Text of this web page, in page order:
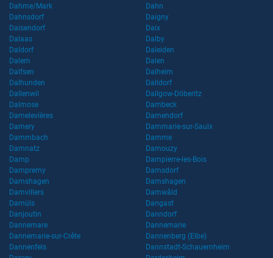
Dahme/Mark
Dahn
Dahnsdorf
Daigny
Daisendorf
Daix
Dalaas
Dalby
Daldorf
Daleiden
Dalem
Dalen
Dalfsen
Dalheim
Dalhunden
Dalldorf
Dallenwil
Dallgow-Döberitz
Dalmose
Dambeck
Damelevières
Damendorf
Damery
Dammarie-sur-Saulx
Dammbach
Damme
Damnatz
Damouzy
Damp
Dampierre-les-Bois
Dampremy
Damsdorf
Damshagen
Damshagen
Damvillers
Damwâld
Damüls
Dangast
Danjoutin
Danndorf
Dannemare
Dannemarie
Dannemarie-sur-Crête
Dannenberg (Elbe)
Dannenfels
Dannstadt-Schauernheim